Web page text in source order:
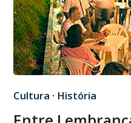
Cultura · História